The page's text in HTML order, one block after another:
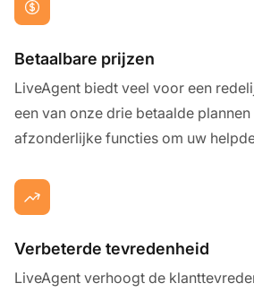
Betaalbare prijzen
LiveAgent biedt veel voor een
een van onze drie betaalde
afzonderlijke functies om uw
Verbeterde tevredenheid
LiveAgent verhoogt de